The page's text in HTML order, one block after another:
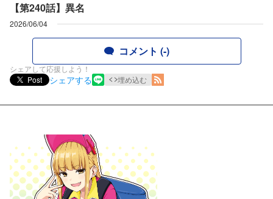
【第240話】異名
2026/06/04
コメント (-)
シェアして応援しよう！
Post
シェアする 埋め込む